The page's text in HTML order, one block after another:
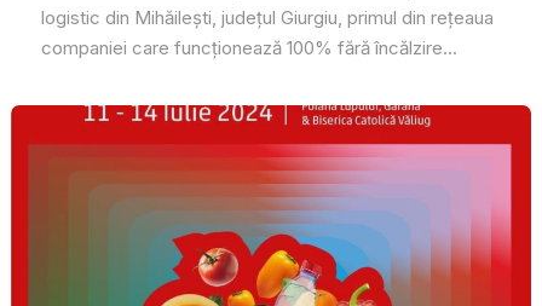
logistic din Mihăilești, județul Giurgiu, primul din rețeaua
companiei care funcționează 100% fără încălzire...